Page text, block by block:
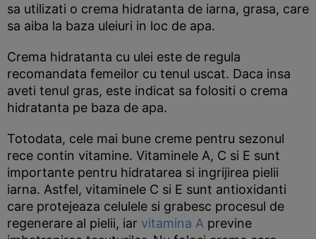
sa utilizati o crema hidratanta de iarna, grasa, care
sa aiba la baza uleiuri in loc de apa.
Crema hidratanta cu ulei este de regula
recomandata femeilor cu tenul uscat. Daca insa
aveti tenul gras, este indicat sa folositi o crema
hidratanta pe baza de apa.
Totodata, cele mai bune creme pentru sezonul
rece contin vitamine. Vitaminele A, C si E sunt
importante pentru hidratarea si ingrijirea pielii
iarna. Astfel, vitaminele C si E sunt antioxidanti
care protejeaza celulele si grabesc procesul de
regenerare al pielii, iar vitamina A previne